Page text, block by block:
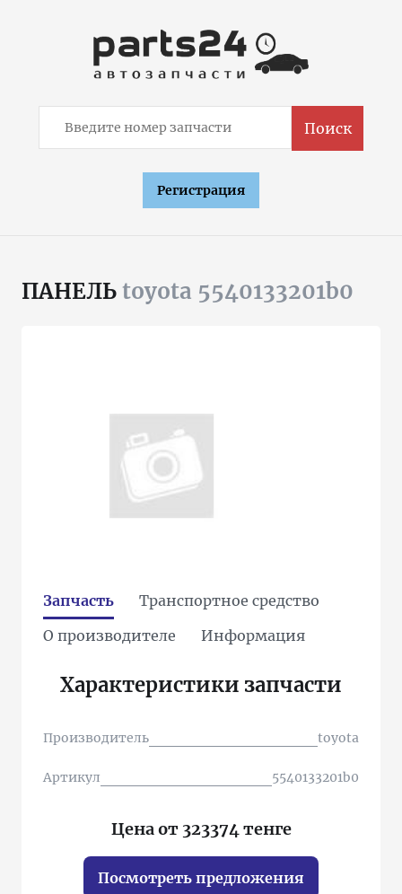
Поиск
Регистрация
ПАНЕЛЬtoyota 5540133201b0
Запчасть
Транспортное средство
О производителе
Информация
Характеристики запчасти
Производитель toyota
Артикул 5540133201b0
Цена от 323374 тенге
Посмотреть предложения